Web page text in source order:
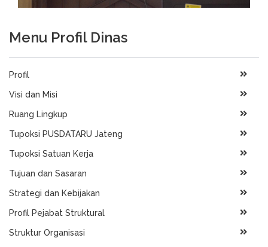
Menu Profil Dinas
Profil
Visi dan Misi
Ruang Lingkup
Tupoksi PUSDATARU Jateng
Tupoksi Satuan Kerja
Tujuan dan Sasaran
Strategi dan Kebijakan
Profil Pejabat Struktural
Struktur Organisasi